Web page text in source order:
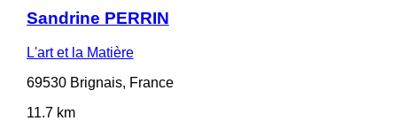
Sandrine PERRIN
L'art et la Matière
69530 Brignais, France
11.7 km